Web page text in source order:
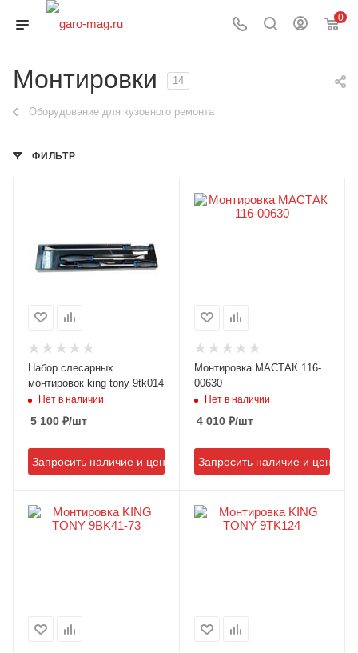
0
Монтировки 14
Оборудование для кузовного ремонта
ФИЛЬТР
Набор слесарных
монтировок king tony 9tk014
Нет в наличии
5 100 ₽/шт
Запросить наличие и цену
Монтировка МАСТАК 116-
00630
Нет в наличии
4 010₽/шт
Запросить наличие и цену